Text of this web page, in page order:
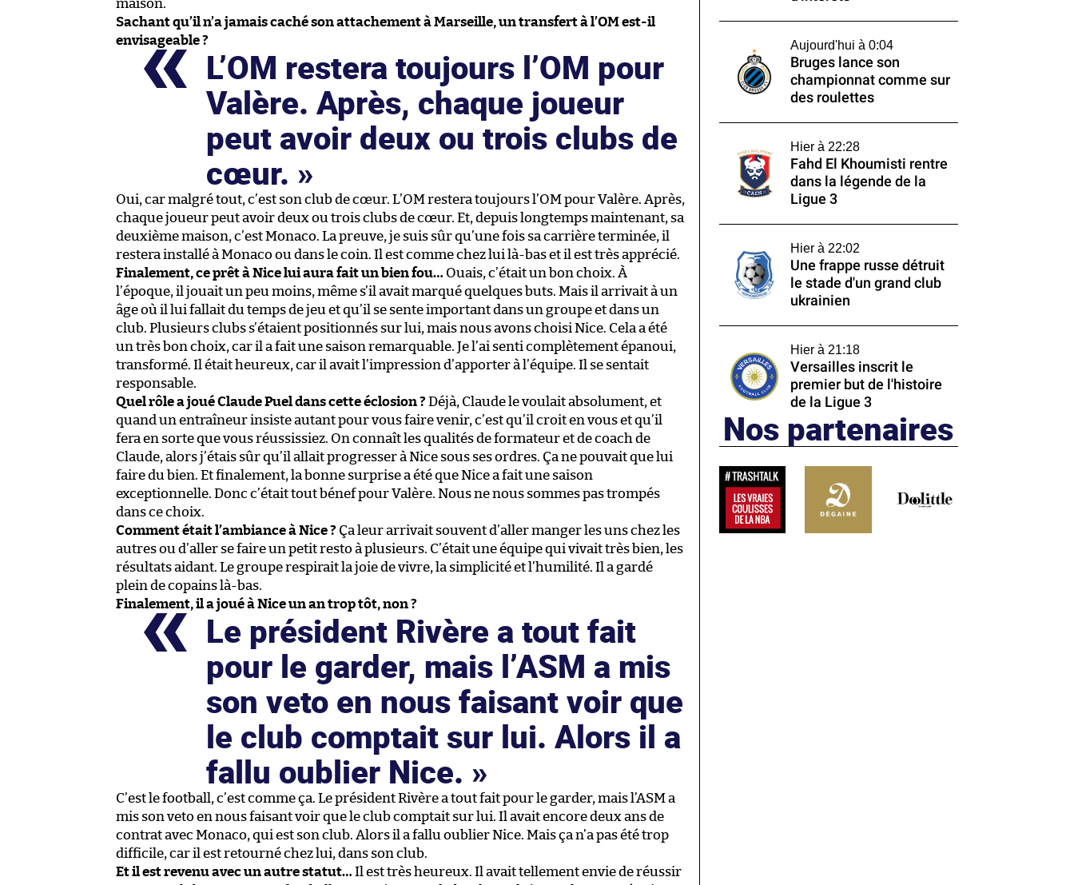
maison.
Sachant qu’il n’a jamais caché son attachement à Marseille, un transfert à l’OM est-il
envisageable ?
L’OM restera toujours l’OM pour
Valère. Après, chaque joueur
peut avoir deux ou trois clubs de
cœur.
Oui, car malgré tout, c’est son club de cœur. L’OM restera toujours l’OM pour Valère. Après,
chaque joueur peut avoir deux ou trois clubs de cœur. Et, depuis longtemps maintenant, sa
deuxième maison, c’est Monaco. La preuve, je suis sûr qu’une fois sa carrière terminée, il
restera installé à Monaco ou dans le coin. Il est comme chez lui là-bas et il est très apprécié.
Finalement, ce prêt à Nice lui aura fait un bien fou… Ouais, c’était un bon choix. À
l’époque, il jouait un peu moins, même s’il avait marqué quelques buts. Mais il arrivait à un
âge où il lui fallait du temps de jeu et qu’il se sente important dans un groupe et dans un
club. Plusieurs clubs s’étaient positionnés sur lui, mais nous avons choisi Nice. Cela a été
un très bon choix, car il a fait une saison remarquable. Je l’ai senti complètement épanoui,
transformé. Il était heureux, car il avait l’impression d’apporter à l’équipe. Il se sentait
responsable.
Quel rôle a joué Claude Puel dans cette éclosion ? Déjà, Claude le voulait absolument, et
quand un entraîneur insiste autant pour vous faire venir, c’est qu’il croit en vous et qu’il
fera en sorte que vous réussissiez. On connaît les qualités de formateur et de coach de
Claude, alors j’étais sûr qu’il allait progresser à Nice sous ses ordres. Ça ne pouvait que lui
faire du bien. Et finalement, la bonne surprise a été que Nice a fait une saison
exceptionnelle. Donc c’était tout bénef pour Valère. Nous ne nous sommes pas trompés
dans ce choix.
Comment était l’ambiance à Nice ? Ça leur arrivait souvent d’aller manger les uns chez les
autres ou d’aller se faire un petit resto à plusieurs. C’était une équipe qui vivait très bien, les
résultats aidant. Le groupe respirait la joie de vivre, la simplicité et l’humilité. Il a gardé
plein de copains là-bas.
Finalement, il a joué à Nice un an trop tôt, non ?
Le président Rivère a tout fait
pour le garder, mais l’ASM a mis
son veto en nous faisant voir que
le club comptait sur lui. Alors il a
fallu oublier Nice.
C’est le football, c’est comme ça. Le président Rivère a tout fait pour le garder, mais l’ASM a
mis son veto en nous faisant voir que le club comptait sur lui. Il avait encore deux ans de
contrat avec Monaco, qui est son club. Alors il a fallu oublier Nice. Mais ça n’a pas été trop
difficile, car il est retourné chez lui, dans son club.
Et il est revenu avec un autre statut… Il est très heureux. Il avait tellement envie de réussir
Aujourd'hui à 0:04
Bruges lance son
championnat comme sur
des roulettes
Hier à 22:28
Fahd El Khoumisti rentre
dans la légende de la
Ligue 3
Hier à 22:02
Une frappe russe détruit
le stade d'un grand club
ukrainien
Hier à 21:18
Versailles inscrit le
premier but de l'histoire
de la Ligue 3
Nos partenaires